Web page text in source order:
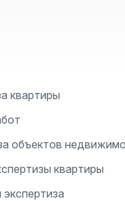
квартиры
объектов
квартиры